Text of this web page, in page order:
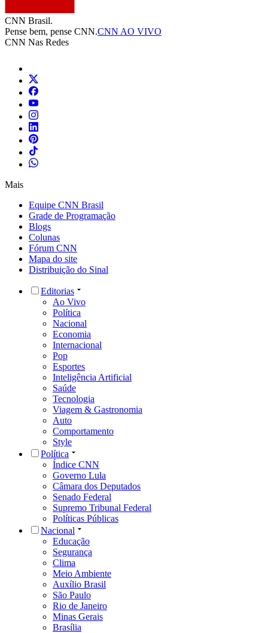
CNN Brasil.
Pense bem, pense CNN.CNN AO VIVO
CNN Nas Redes
Mais
Equipe CNN Brasil
Grade de Programação
Blogs
Colunas
Fórum CNN
Mapa do site
Distribuição do Sinal
Editorias
Ao Vivo
Política
Nacional
Economia
Internacional
Pop
Esportes
Inteligência Artificial
Saúde
Tecnologia
Viagem & Gastronomia
Auto
Comportamento
Style
Política
Índice CNN
Governo Lula
Câmara dos Deputados
Senado Federal
Supremo Tribunal Federal
Políticas Públicas
Nacional
Educação
Segurança
Clima
Meio Ambiente
Auxílio Brasil
São Paulo
Rio de Janeiro
Minas Gerais
Brasília